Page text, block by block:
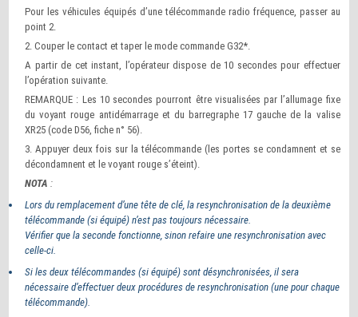
Pour les véhicules équipés d’une télécommande radio fréquence, passer au
point 2.
2. Couper le contact et taper le mode commande G32*.
A partir de cet instant, l’opérateur dispose de 10 secondes pour effectuer
l’opération suivante.
REMARQUE : Les 10 secondes pourront être visualisées par l’allumage fixe
du voyant rouge antidémarrage et du barregraphe 17 gauche de la valise
XR25 (code D56, fiche n° 56).
3. Appuyer deux fois sur la télécommande (les portes se condamnent et se
décondamnent et le voyant rouge s’éteint).
NOTA :
Lors du remplacement d’une tête de clé, la resynchronisation de la deuxième
télécommande (si équipé) n’est pas toujours nécessaire.
Vérifier que la seconde fonctionne, sinon refaire une resynchronisation avec
celle-ci.
Si les deux télécommandes (si équipé) sont désynchronisées, il sera
nécessaire d’effectuer deux procédures de resynchronisation (une pour chaque
télécommande).